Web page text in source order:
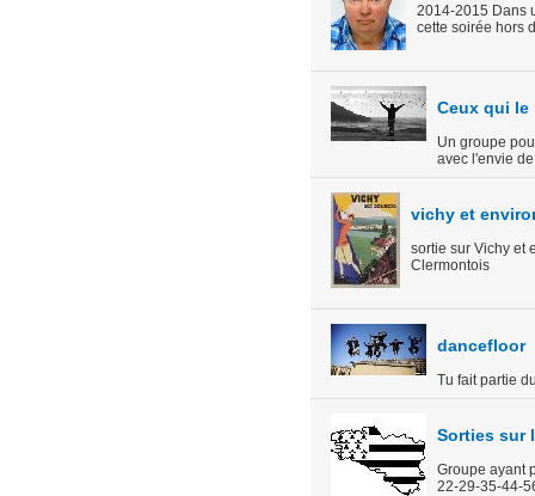
2014-2015 Dans
cette soirée hors
Ceux qui le
Un groupe
avec l'envie
vichy et
sortie sur Vichy et
Clermontois
dancefloor
Tu fait partie
Sorties sur
Groupe ayant
22-29-35-44-